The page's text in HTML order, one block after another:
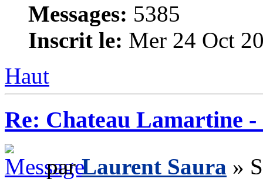
Messages: 5385
Inscrit le: Mer 24 Oct
Haut
Re: Chateau Lamartine -
parLaurent Saura »